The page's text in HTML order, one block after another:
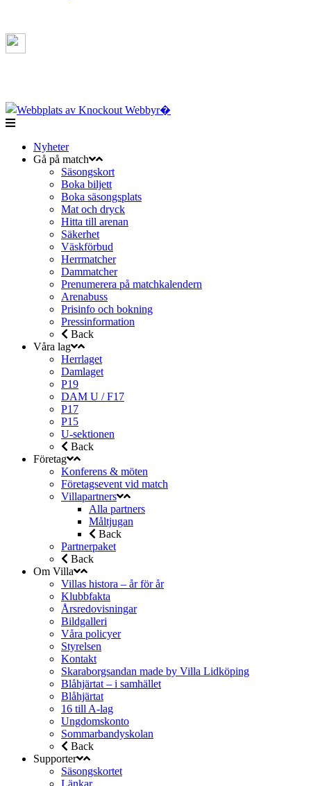
Nyheter
Gå på match
Säsongskort
Boka biljett
Boka säsongsplats
Mat och dryck
Hitta till arenan
Säkerhet
Väskförbud
Herrmatcher
Dammatcher
Prenumerera på matchkalendern
Arenabuss
Prisinfo och bokning
Pressinformation
Back
Våra lag
Herrlaget
Damlaget
P19
DAM U / F17
P17
P15
U-sektionen
Back
Företag
Konferens & möten
Företagsevent vid match
Villapartners
Alla partners
Måltjugan
Back
Partnerpaket
Back
Om Villa
Villas histora – år för år
Klubbfakta
Årsredovisningar
Bildgalleri
Våra policyer
Styrelsen
Kontakt
Skaraborgsandan made by Villa Lidköping
Blåhjärtat – i samhället
Blåhjärtat
16 till A-lag
Ungdomskonto
Sommarbandyskolan
Back
Supporter
Säsongskortet